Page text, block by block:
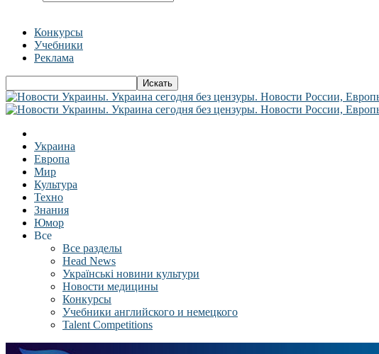
Конкурсы
Учебники
Реклама
Украина
Европа
Мир
Культура
Техно
Знания
Юмор
Все
Все разделы
Head News
Українські новини культури
Новости медицины
Конкурсы
Учебники английского и немецкого
Talent Competitions